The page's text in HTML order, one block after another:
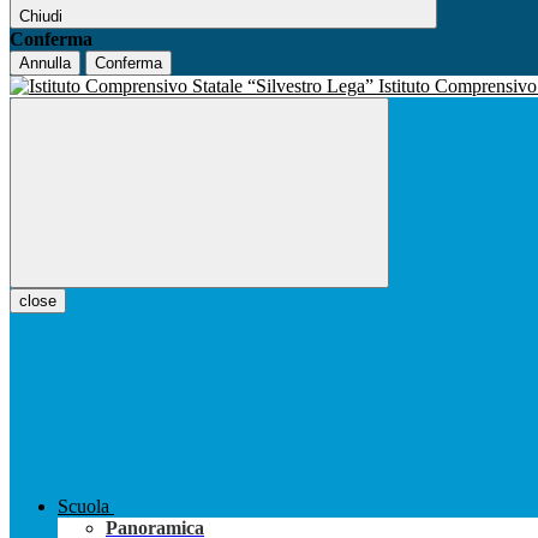
Chiudi
Conferma
Annulla Conferma
Istituto Comprensivo
close
Scuola
Panoramica